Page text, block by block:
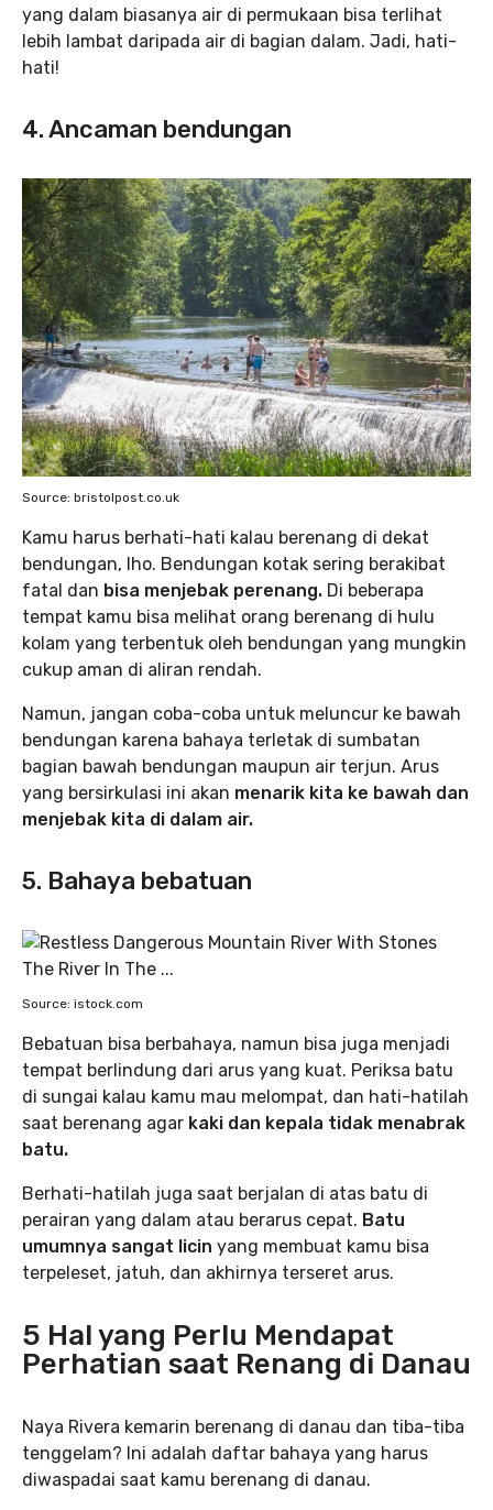
yang dalam biasanya air di permukaan bisa terlihat
lebih lambat daripada air di bagian dalam. Jadi, hati-
hati!
4. Ancaman bendungan
Source: bristolpost.co.uk
Kamu harus berhati-hati kalau berenang di dekat
bendungan, lho. Bendungan kotak sering berakibat
fatal dan bisa menjebak perenang. Di beberapa
tempat kamu bisa melihat orang berenang di hulu
kolam yang terbentuk oleh bendungan yang mungkin
cukup aman di aliran rendah.
Namun, jangan coba-coba untuk meluncur ke bawah
bendungan karena bahaya terletak di sumbatan
bagian bawah bendungan maupun air terjun. Arus
yang bersirkulasi ini akan menarik kita ke bawah dan
menjebak kita di dalam air.
5. Bahaya bebatuan
Source: istock.com
Bebatuan bisa berbahaya, namun bisa juga menjadi
tempat berlindung dari arus yang kuat. Periksa batu
di sungai kalau kamu mau melompat, dan hati-hatilah
saat berenang agar kaki dan kepala tidak menabrak
batu.
Berhati-hatilah juga saat berjalan di atas batu di
perairan yang dalam atau berarus cepat. Batu
umumnya sangat licin yang membuat kamu bisa
terpeleset, jatuh, dan akhirnya terseret arus.
5 Hal yang Perlu Mendapat
Perhatian saat Renang di Danau
Naya Rivera kemarin berenang di danau dan tiba-tiba
tenggelam? Ini adalah daftar bahaya yang harus
diwaspadai saat kamu berenang di danau.